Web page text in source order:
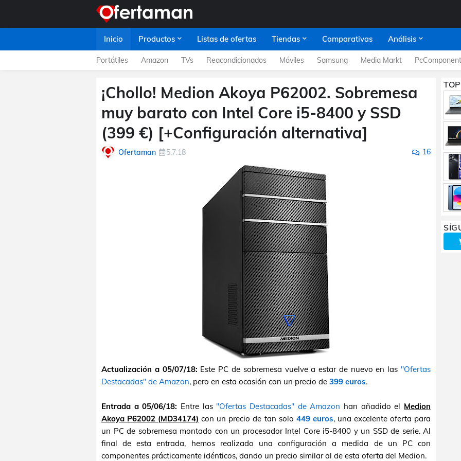
Inicio Productos Listas de ofertas Tiendas Comparativas Análisis
Portátiles Amazon TVs Reacondicionados Móviles Samsung Media Markt
¡Chollo! Medion Akoya P62002. Sobremesa
muy barato con Intel Core i5-8400 y SSD
(399 €) [+Configuración alternativa]
Ofertaman 5.7.18 16
Actualización a 05/07/18: Este PC de sobremesa vuelve a estar de nuevo en las "Ofertas
Destacadas" de Amazon, pero en esta ocasión con un precio de 399 euros.
Entrada a 05/06/18: Entre las "Ofertas Destacadas" de Amazon han añadido el Medion
Akoya P62002 (MD34174) con un precio de tan solo 449 euros, una excelente oferta para
un PC de sobremesa montado con un procesador Intel Core i5-8400 y un SSD de serie. Al
final de esta entrada, hemos realizado una configuración a medida de un PC con
componentes prácticamente idénticos, dando un precio similar al de esta oferta del Medion.